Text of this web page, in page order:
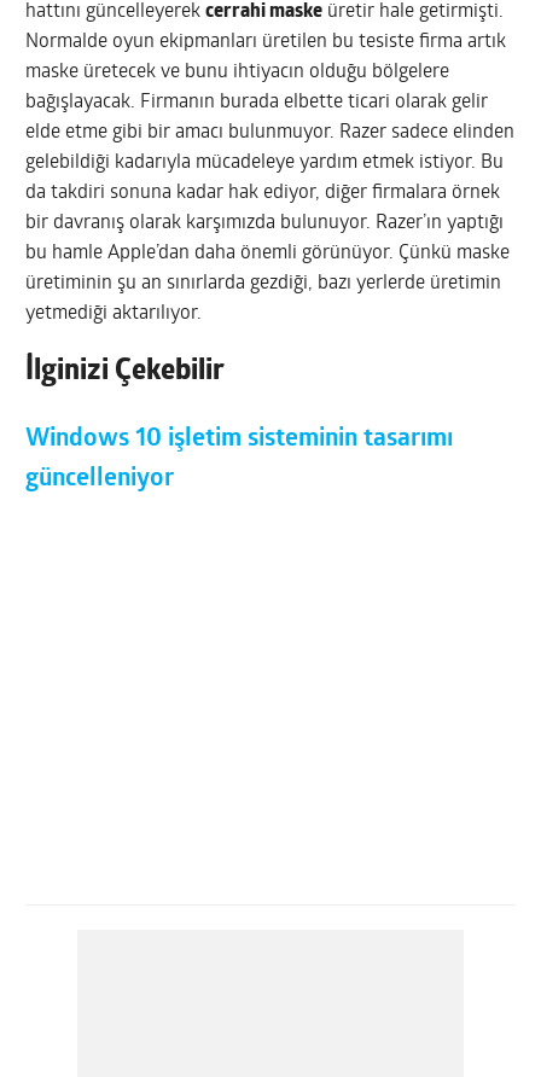
hattını güncelleyerekcerrahi maske üretir hale getirmişti.
Normalde oyun ekipmanları üretilen bu tesiste firma artık
maske üretecek ve bunu ihtiyacın olduğu bölgelere
bağışlayacak. Firmanın burada elbette ticari olarak gelir
elde etme gibi bir amacı bulunmuyor. Razer sadece elinden
gelebildiği kadarıyla mücadeleye yardım etmek istiyor. Bu
da takdiri sonuna kadar hak ediyor, diğer firmalara örnek
bir davranış olarak karşımızda bulunuyor. Razer’ın yaptığı
bu hamle Apple’dan daha önemli görünüyor. Çünkü maske
üretiminin şu an sınırlarda gezdiği, bazı yerlerde üretimin
yetmediği aktarılıyor.
İlginizi Çekebilir
Windows 10 işletim sisteminin tasarımı
güncelleniyor